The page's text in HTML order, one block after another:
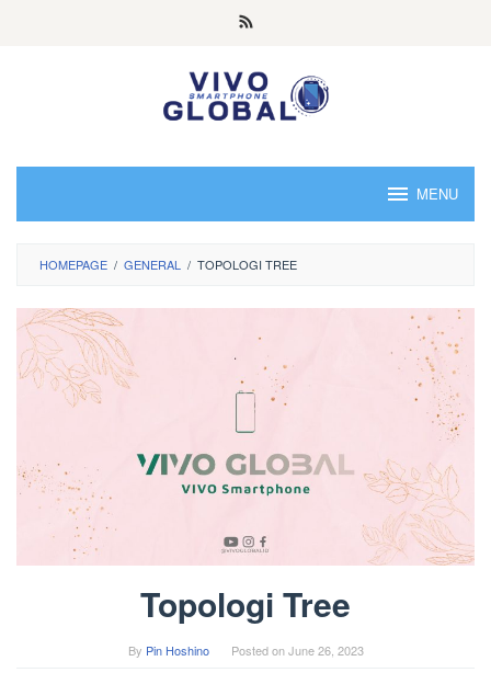
MENU
HOMEPAGE / GENERAL / TOPOLOGI TREE
Topologi Tree
By Pin Hoshino Posted onJune 26, 2023